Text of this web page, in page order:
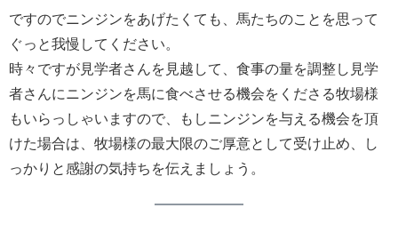
ですのでニンジンをあげたくても、馬たちのことを思って
ぐっと我慢してください。
時々ですが見学者さんを見越して、食事の量を調整し見学
者さんにニンジンを馬に食べさせる機会をくださる牧場様
もいらっしゃいますので、もしニンジンを与える機会を頂
けた場合は、牧場様の最大限のご厚意として受け止め、し
っかりと感謝の気持ちを伝えましょう。